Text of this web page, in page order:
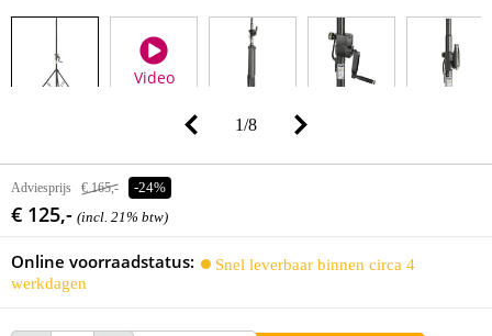
Video
1/8
Adviesprijs € 165,- -24%
€ 125,- (incl. 21% btw)
Online voorraadstatus:
Snel leverbaar binnen circa 4
werkdagen